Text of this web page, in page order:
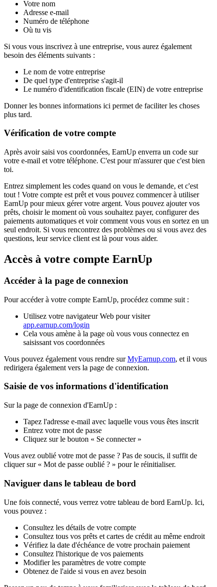
Votre nom
Adresse e-mail
Numéro de téléphone
Où tu vis
Si vous vous inscrivez à une entreprise, vous aurez également
besoin des éléments suivants :
Le nom de votre entreprise
De quel type d'entreprise s'agit-il
Le numéro d'identification fiscale (EIN) de votre entreprise
Donner les bonnes informations ici permet de faciliter les choses
plus tard.
Vérification de votre compte
Après avoir saisi vos coordonnées, EarnUp enverra un code sur
votre e-mail et votre téléphone. C'est pour m'assurer que c'est bien
toi.
Entrez simplement les codes quand on vous le demande, et c'est
tout ! Votre compte est prêt et vous pouvez commencer à utiliser
EarnUp pour mieux gérer votre argent. Vous pouvez ajouter vos
prêts, choisir le moment où vous souhaitez payer, configurer des
paiements automatiques et voir comment vous vous en sortez en un
seul endroit. Si vous rencontrez des problèmes ou si vous avez des
questions, leur service client est là pour vous aider.
Accès à votre compte EarnUp
Accéder à la page de connexion
Pour accéder à votre compte EarnUp, procédez comme suit :
Utilisez votre navigateur Web pour visiter
app.earnup.com/login
Cela vous amène à la page où vous vous connectez en
saisissant vos coordonnées
Vous pouvez également vous rendre surMyEarnup.com, et il vous
redirigera également vers la page de connexion.
Saisie de vos informations d'identification
Sur la page de connexion d'EarnUp :
Tapez l'adresse e-mail avec laquelle vous vous êtes inscrit
Entrez votre mot de passe
Cliquez sur le bouton « Se connecter »
Vous avez oublié votre mot de passe ? Pas de soucis, il suffit de
cliquer sur « Mot de passe oublié ? » pour le réinitialiser.
Naviguer dans le tableau de bord
Une fois connecté, vous verrez votre tableau de bord EarnUp. Ici,
vous pouvez :
Consultez les détails de votre compte
Consultez tous vos prêts et cartes de crédit au même endroit
Vérifiez la date d'échéance de votre prochain paiement
Consultez l'historique de vos paiements
Modifier les paramètres de votre compte
Obtenez de l'aide si vous en avez besoin